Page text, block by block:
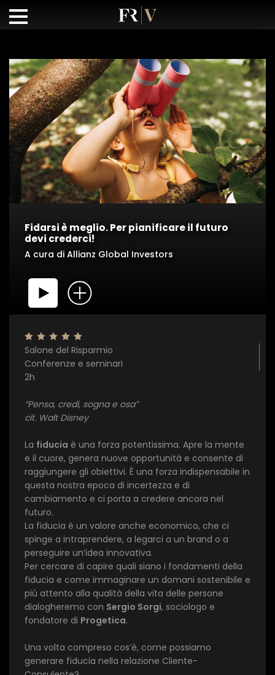
Fidarsi è meglio. Per pianificare il futuro
devi crederci!
A cura di Allianz Global Investors
Salone del Risparmio
Conferenze e seminari
2h
“Pensa, credi, sogna e osa”
cit. Walt Disney
La fiducia è una forza potentissima. Apre la mente
e il cuore, genera nuove opportunità e consente di
raggiungere gli obiettivi. È una forza indispensabile in
questa nostra epoca di incertezza e di
cambiamento e ci porta a credere ancora nel
futuro.
La fiducia è un valore anche economico, che ci
spinge a intraprendere, a legarci a un brand o a
perseguire un’idea innovativa.
Per cercare di capire quali siano i fondamenti della
fiducia e come immaginare un domani sostenibile e
più attento alla qualità della vita delle persone
dialogheremo con Sergio Sorgi, sociologo e
fondatore di Progetica.
Una volta compreso cos’è, come possiamo
generare fiducia nella relazione Cliente-5 stars
4 stars
3 stars
2 stars
1 star